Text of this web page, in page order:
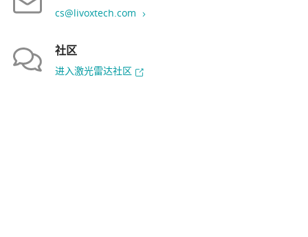
cs@livoxtech.com
社区
进入激光雷达社区